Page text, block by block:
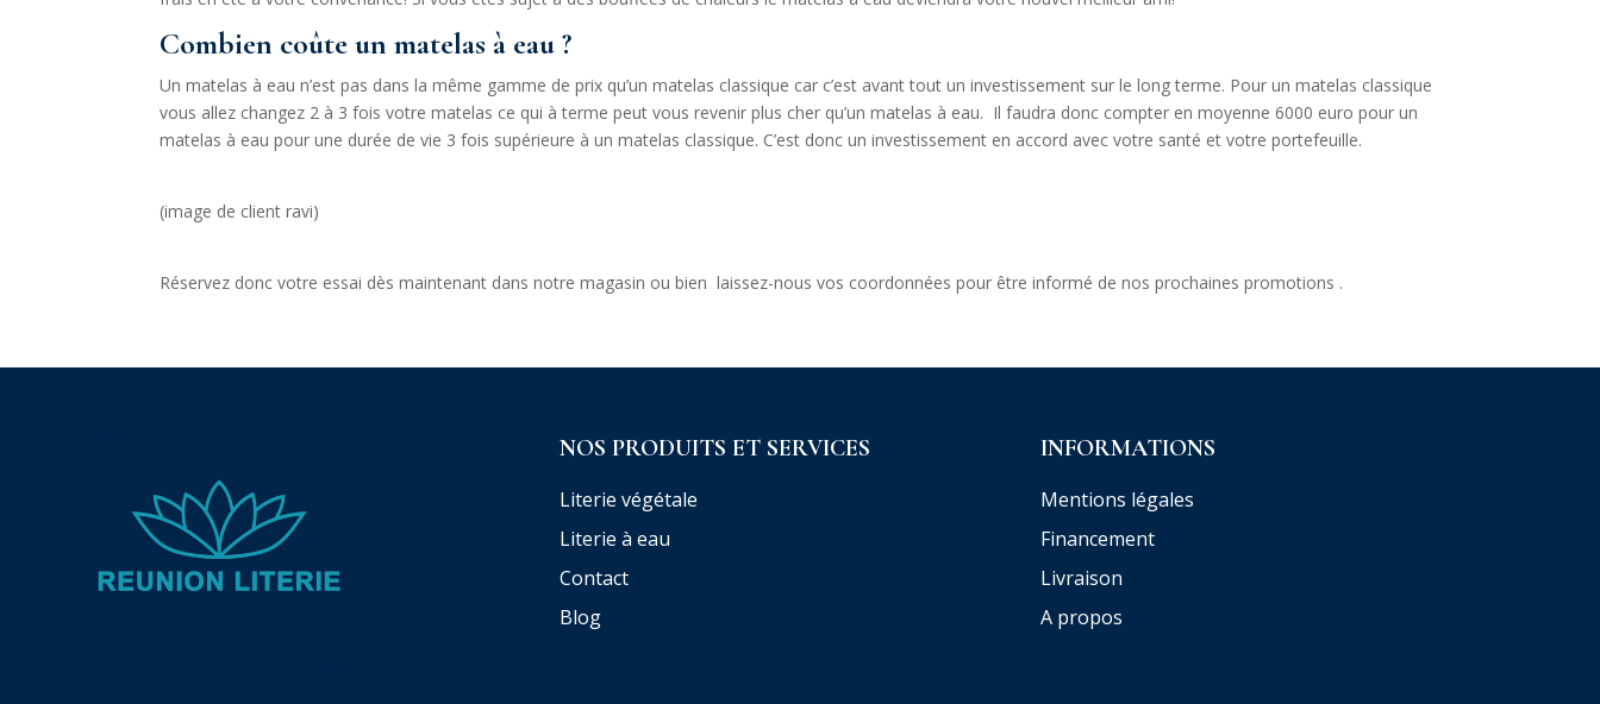
Combien coûte un matelas à eau ?
Un matelas à eau n’est pas dans la même gamme de prix qu’un matelas classique car c’est avant tout un investissement sur le long terme. Pour un matelas classique
vous allez changez 2 à 3 fois votre matelas ce qui à terme peut vous revenir plus cher qu’un matelas à eau. Il faudra donc compter en moyenne 6000 euro pour un
matelas à eau pour une durée de vie 3 fois supérieure à un matelas classique. C’est donc un investissement en accord avec votre santé et votre portefeuille.
(image de client ravi)
Réservez donc votre essai dès maintenant dans notre magasin ou bien laissez-nous vos coordonnées pour être informé de nos prochaines promotions .
NOS PRODUITS ET SERVICES
Literie végétale
Literie à eau
Contact
Blog
INFORMATIONS
Mentions légales
Financement
Livraison
A propos